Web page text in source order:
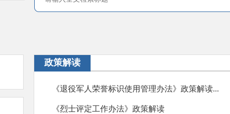
政策解读
《退役军人荣誉标识使用管理办法》政策解读...
《烈士评定工作办法》政策解读